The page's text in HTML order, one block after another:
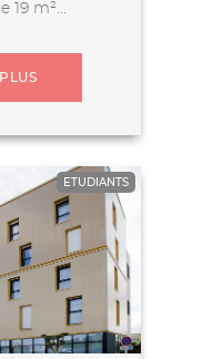
19 m²...
ETUDIANTS